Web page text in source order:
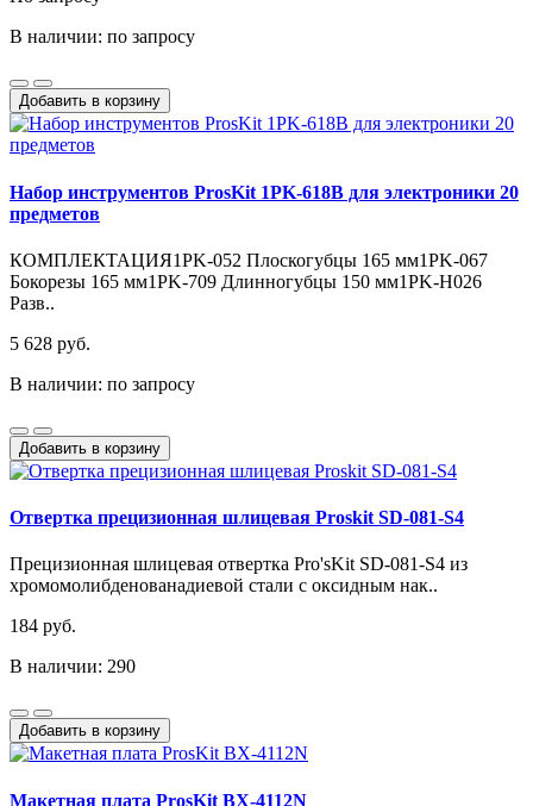
В наличии: по запросу
Добавить в корзину
Набор инструментов ProsKit 1PK-618B для электроники 20
предметов
КОМПЛЕКТАЦИЯ1PK-052 Плоскогубцы 165 мм1PK-067
Бокорезы 165 мм1PK-709 Длинногубцы 150 мм1PK-H026
Разв..
5 628 руб.
В наличии: по запросу
Добавить в корзину
Отвертка прецизионная шлицевая Proskit SD-081-S4
Прецизионная шлицевая отвертка Pro'sKit SD-081-S4 из
хромомолибденованадиевой стали с оксидным нак..
184 руб.
В наличии: 290
Добавить в корзину
Макетная плата ProsKit BX-4112N